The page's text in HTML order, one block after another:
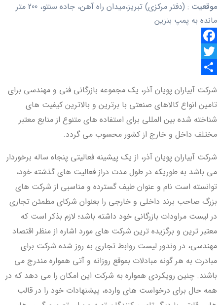
موقعیت :
(دفتر مرکزی) تبریز،میدان راه آهن، جاده سنتو، 200 متر
مانده به پمپ بنزین
Facebook
Twitter
اشتراک
گذاری
شرکت آبیاران پویان آذر، یک مجموعه بازرگانی فنی و مهندسی برای
تامین انواع کالاهای صنعتی با برترین و بالاترین کیفیت های
شناخته شده بین المللی برای استفاده های متنوع از منابع معتبر
مختلف داخل و خارج از کشور محسوب می گردد.
شرکت آبیاران پویان آذر، از یک پیشینه فعالیتی پنجاه ساله برخوردار
می باشد به طوریکه در طول مدت دراز فعالیت های گذشته خود،
توانسته است نام و عنوان طیف گسترده و مناسبی از شرکت های
بزرگ صاحب برند داخلی و خارجی را بعنوان شرکای مطمئن تجاری
در لیست مراودات بازرگانی خود داشته باشد؛ لازم بذکر است که
معتبر ترین و برگزیده ترین شرکت های مورد اشاره از منظر اقتصاد
مهندسی، در وندور لیست روابط تجاری به روز شده شرکت برای
مبادرت به هر گونه مبادلات بموقع روزانه و آتی همواره مندرج می
باشند. چنین رویکردی همواره به شرکت این امکان را می دهد که در
همه حال برای درخواست های وارده، پیشنهادات خود را در قالب